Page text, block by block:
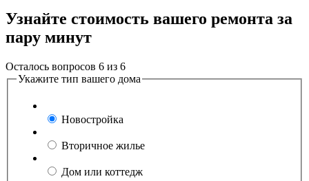
Узнайте стоимость вашего ремонта за
пару минут
Осталось вопросов 6 из 6
Укажите тип вашего дома
Новостройка
Вторичное жилье
Дом или коттедж